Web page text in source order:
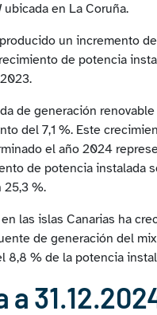
en La Coruña.
un incremento
de potencia
de generación
del 7,1 %. Este
el año 2024
de potencia
25,3 %.
las islas Canarias ha
de generación del
% de la potencia